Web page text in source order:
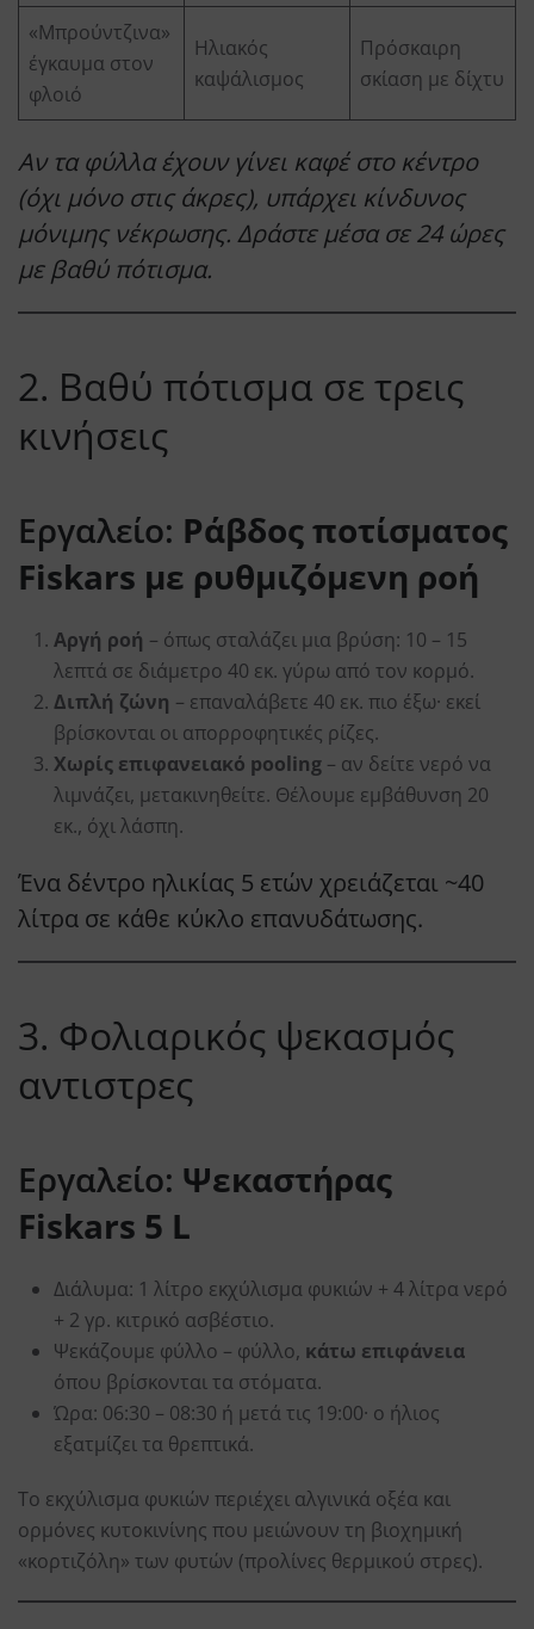
«Μπρούντζινα»
έγκαυμα στον
φλοιό
Ηλιακός
καψάλισμος
Πρόσκαιρη
σκίαση με δίχτυ
Αν τα φύλλα έχουν γίνει καφέ στο κέντρο
(όχι μόνο στις άκρες), υπάρχει κίνδυνος
μόνιμης νέκρωσης. Δράστε μέσα σε 24 ώρες
με βαθύ πότισμα.
2. Βαθύ πότισμα σε τρεις
κινήσεις
Εργαλείο: Ράβδος ποτίσματος
Fiskars με ρυθμιζόμενη ροή
Αργή ροή – όπως σταλάζει μια βρύση: 10 – 15
λεπτά σε διάμετρο 40 εκ. γύρω από τον κορμό.
Διπλή ζώνη – επαναλάβετε 40 εκ. πιο έξω· εκεί
βρίσκονται οι απορροφητικές ρίζες.
Χωρίς επιφανειακό pooling – αν δείτε νερό να
λιμνάζει, μετακινηθείτε. Θέλουμε εμβάθυνση 20
εκ., όχι λάσπη.
Ένα δέντρο ηλικίας 5 ετών χρειάζεται ~40
λίτρα σε κάθε κύκλο επανυδάτωσης.
3. Φολιαρικός ψεκασμός
αντιστρες
Εργαλείο: Ψεκαστήρας
Fiskars 5 L
Διάλυμα: 1 λίτρο εκχύλισμα φυκιών + 4 λίτρα νερό
+ 2 γρ. κιτρικό ασβέστιο.
Ψεκάζουμε φύλλο – φύλλο, κάτω επιφάνεια
όπου βρίσκονται τα στόματα.
Ώρα: 06:30 – 08:30 ή μετά τις 19:00· ο ήλιος
εξατμίζει τα θρεπτικά.
Το εκχύλισμα φυκιών περιέχει αλγινικά οξέα και
ορμόνες κυτοκινίνης που μειώνουν τη βιοχημική
«κορτιζόλη» των φυτών (προλίνες θερμικού στρες).